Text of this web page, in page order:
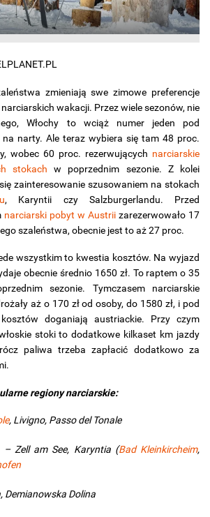
zmieniają swe zimowe preferencje
wakacji. Przez wiele sezonów, nie
Włochy to wciąż numer jeden pod
na narty. Ale teraz wybiera się tam 48 proc.
wobec 60 proc. rezerwujących narciarskie
stokach w poprzednim sezonie. Z kolei
zainteresowanie szusowaniem na stokach
, Karyntii czy Salzburgerlandu. Przed
narciarski pobyt w Austrii zarezerwowało 17
szaleństwa, obecnie jest to aż 27 proc.
wszystkim to kwestia kosztów. Na wyjazd
obecnie średnio 1650 zł. To raptem o 35
sezonie. Tymczasem narciarskie
aż o 170 zł od osoby, do 1580 zł, i pod
doganiają austriackie. Przy czym
stoki to dodatkowe kilkaset km jazdy
paliwa trzeba zapłacić dodatkowo za
regiony narciarskie:
, Livigno, Passo del Tonale
– Zell am See, Karyntia (Bad Kleinkircheim,
Demianowska Dolina